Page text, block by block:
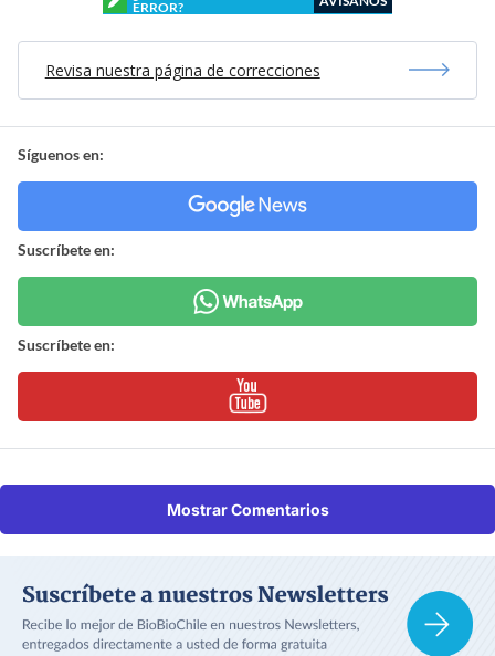
ERROR?
Revisa nuestra página de correcciones
Síguenos en:
Suscríbete en:
Suscríbete en:
Mostrar Comentarios